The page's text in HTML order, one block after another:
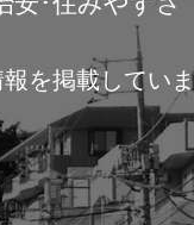
を掲載してい